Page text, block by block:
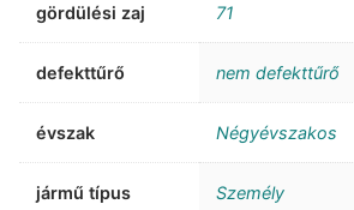
gördülési zaj 71
defekttűrő nem defekttűrő
évszak Négyévszakos
jármű típus Személy